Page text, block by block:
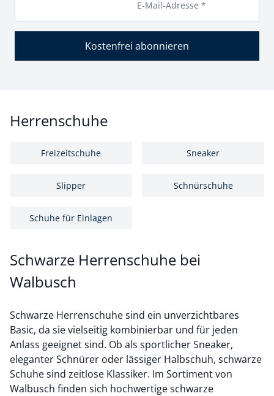
E-Mail-Adresse *
Kostenfrei abonnieren
Herrenschuhe
Freizeitschuhe Sneaker
Slipper Schnürschuhe
Schuhe für Einlagen
Schwarze Herrenschuhe bei
Walbusch
Schwarze Herrenschuhe sind ein unverzichtbares
Basic, da sie vielseitig kombinierbar und für jeden
Anlass geeignet sind. Ob als sportlicher Sneaker,
eleganter Schnürer oder lässiger Halbschuh, schwarze
Schuhe sind zeitlose Klassiker. Im Sortiment von
Walbusch finden sich hochwertige schwarze